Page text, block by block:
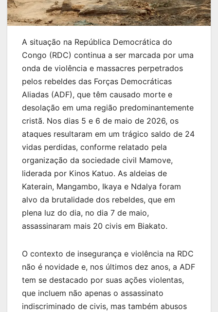
A situação na República Democrática do
Congo (RDC) continua a ser marcada por uma
onda de violência e massacres perpetrados
pelos rebeldes das Forças Democráticas
Aliadas (ADF), que têm causado morte e
desolação em uma região predominantemente
cristã. Nos dias 5 e 6 de maio de 2026, os
ataques resultaram em um trágico saldo de 24
vidas perdidas, conforme relatado pela
organização da sociedade civil Mamove,
liderada por Kinos Katuo. As aldeias de
Katerain, Mangambo, Ikaya e Ndalya foram
alvo da brutalidade dos rebeldes, que em
plena luz do dia, no dia 7 de maio,
assassinaram mais 20 civis em Biakato.
O contexto de insegurança e violência na RDC
não é novidade e, nos últimos dez anos, a ADF
tem se destacado por suas ações violentas,
que incluem não apenas o assassinato
indiscriminado de civis, mas também abusos